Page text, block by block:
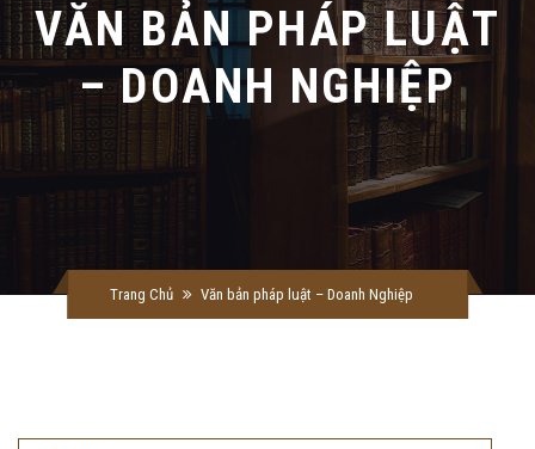
VĂN BẢN PHÁP LUẬT
– DOANH NGHIỆP
Trang Chủ Văn bản pháp luật – Doanh Nghiệp